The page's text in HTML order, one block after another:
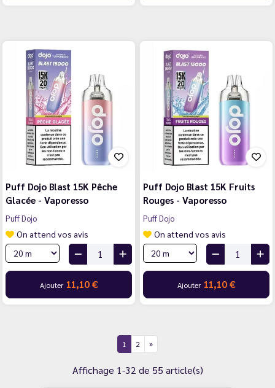
Puff Dojo Blast 15K Pêche
Glacée - Vaporesso
Puff Dojo
On attend vos avis
Ajouter 11,10 €
Puff Dojo Blast 15K Fruits
Rouges - Vaporesso
Puff Dojo
On attend vos avis
Ajouter 11,10 €
1 2
Affichage 1-32 de 55 article(s)